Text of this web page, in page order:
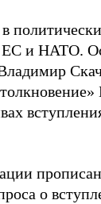
и НАТО.
о